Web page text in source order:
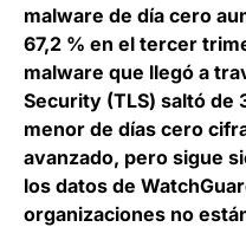
malware de día cero
67,2 % en el tercer
malware que llegó a
Security (TLS) saltó de
menor de días cero
avanzado, pero sigue
los datos de
organizaciones no